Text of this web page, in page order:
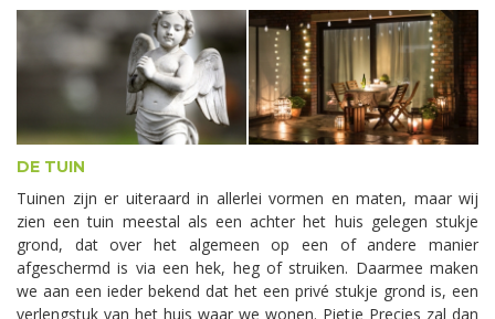
DE TUIN
Tuinen zijn er uiteraard in allerlei vormen en maten, maar wij
zien een tuin meestal als een achter het huis gelegen stukje
grond, dat over het algemeen op een of andere manier
afgeschermd is via een hek, heg of struiken. Daarmee maken
we aan een ieder bekend dat het een privé stukje grond is, een
verlengstuk van het huis waar we wonen. Pietje Precies zal dan